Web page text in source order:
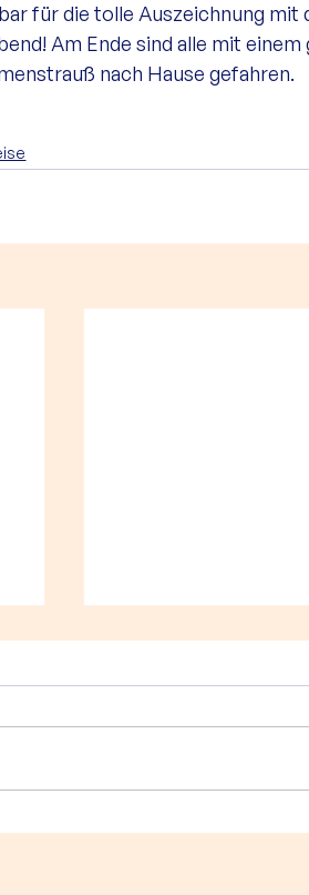
für die tolle Auszeichnung mit
Am Ende sind alle mit
nach Hause gefahren.